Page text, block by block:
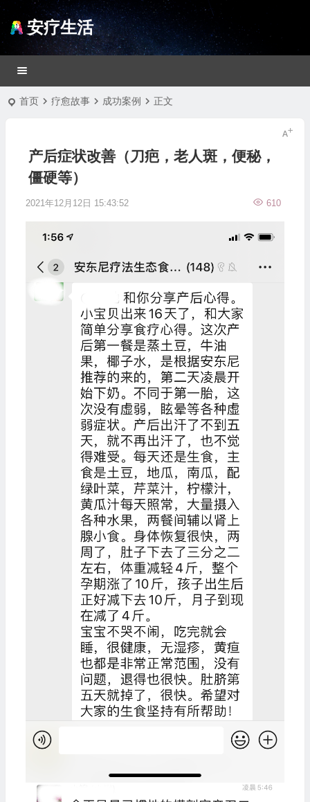
安疗生活
首页 疗愈故事 成功案例 正文
产后症状改善（刀疤，老人斑，便秘，
僵硬等）
2021年12月12日 15:43:52 610